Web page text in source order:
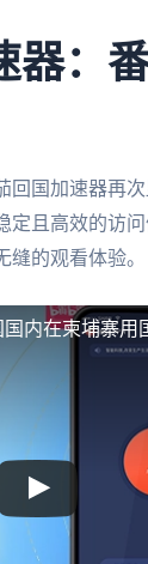
器：
国加速器再
且高效的访
的观看体验。
内在柬埔寨用